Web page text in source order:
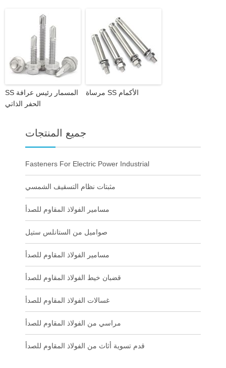
SS المسمار رئيس عرافة
الحفر الذاتي
مرساة SS الأكمام
جميع المنتجات
Fasteners For Electric Power Industrial
مثبتات نظام التسقيف الشمسي
مسامير الفولاذ المقاوم للصدأ
صواميل من الستانلس ستيل
مسامير الفولاذ المقاوم للصدأ
قضبان خيط الفولاذ المقاوم للصدأ
غسالات الفولاذ المقاوم للصدأ
مراسي من الفولاذ المقاوم للصدأ
قدم تسوية أثاث من الفولاذ المقاوم للصدأ